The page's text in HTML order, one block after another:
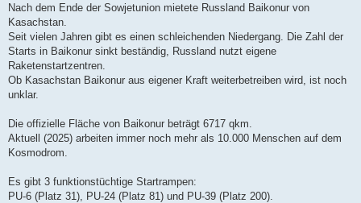
Nach dem Ende der Sowjetunion mietete Russland Baikonur von
Kasachstan.
Seit vielen Jahren gibt es einen schleichenden Niedergang. Die Zahl der
Starts in Baikonur sinkt beständig, Russland nutzt eigene
Raketenstartzentren.
Ob Kasachstan Baikonur aus eigener Kraft weiterbetreiben wird, ist noch
unklar.
Die offizielle Fläche von Baikonur beträgt 6717 qkm.
Aktuell (2025) arbeiten immer noch mehr als 10.000 Menschen auf dem
Kosmodrom.
Es gibt 3 funktionstüchtige Startrampen:
PU-6 (Platz 31), PU-24 (Platz 81) und PU-39 (Platz 200).